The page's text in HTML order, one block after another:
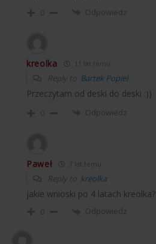
0 Odpowiedz
kreolka 11 lat temu
Reply to Bartek Popiel
Przeczytam od deski do deski :))
0 Odpowiedz
Paweł 7 lat temu
Reply to kreolka
jakie wnioski po 4 latach kreolka?
0 Odpowiedz